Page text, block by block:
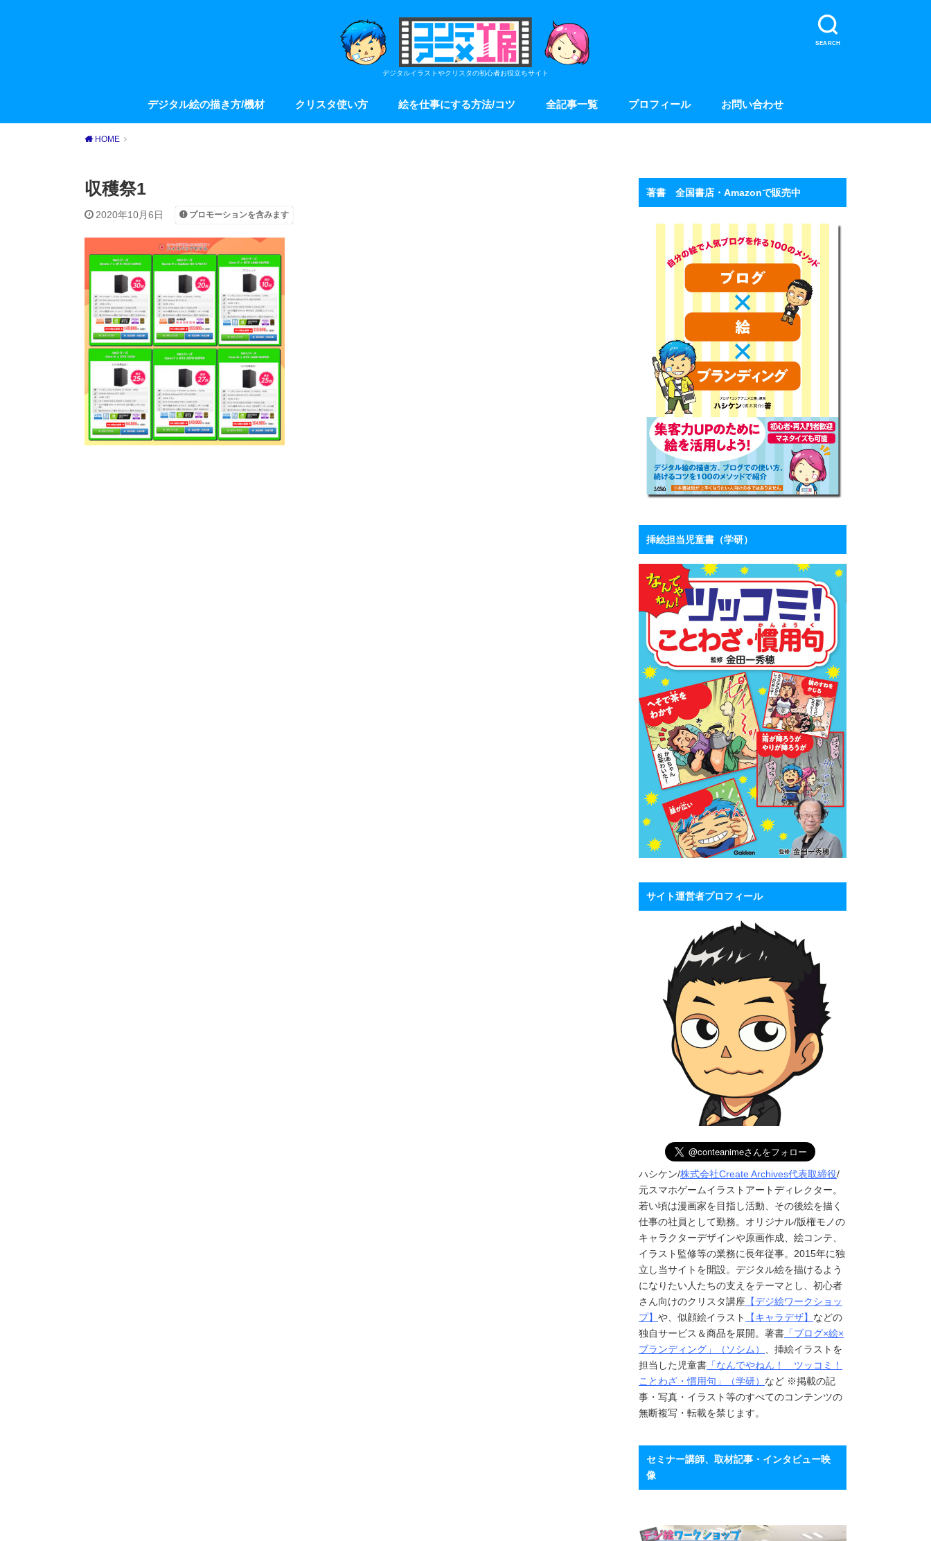
SEARCH
デジタルイラストやクリスタの初心者お役立ちサイト
デジタル絵の描き方/機材 クリスタ使い方 絵を仕事にする方法/コツ 全記事一覧 プロフィール お問い合わせ
HOME
収穫祭1
2020年10月6日 プロモーションを含みます
著書 全国書店・Amazonで販売中
挿絵担当児童書（学研）
サイト運営者プロフィール
ハシケン/株式会社Create Archives代表取締役/
元スマホゲームイラストアートディレクター。
若い頃は漫画家を目指し活動、その後絵を描く
仕事の社員として勤務。オリジナル/版権モノの
キャラクターデザインや原画作成、絵コンテ、
イラスト監修等の業務に長年従事。2015年に独
立し当サイトを開設。デジタル絵を描けるよう
になりたい人たちの支えをテーマとし、初心者
さん向けのクリスタ講座 【デジ絵ワークショッ
プ】 や、似顔絵イラスト 【キャラデザ】 などの
独自サービス＆商品を展開。著書 「ブログ×絵×
ブランディング」（ソシム）
、挿絵イラストを
担当した児童書 「なんでやねん！ ツッコミ！
ことわざ・慣用句」（学研） など ※掲載の記
事・写真・イラスト等のすべてのコンテンツの
無断複写・転載を禁じます。
セミナー講師、取材記事・インタビュー映
像